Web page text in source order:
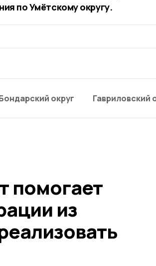
по Умётскому округу.
округ Гавриловский
помогает
из